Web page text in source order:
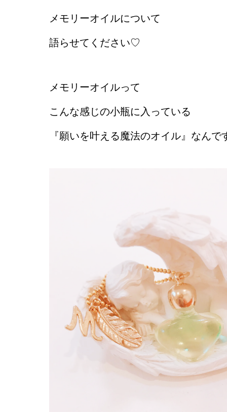
メモリーオイルについて
語らせてください♡
メモリーオイルって
こんな感じの小瓶に入っている
『願いを叶える魔法のオイル』なんで